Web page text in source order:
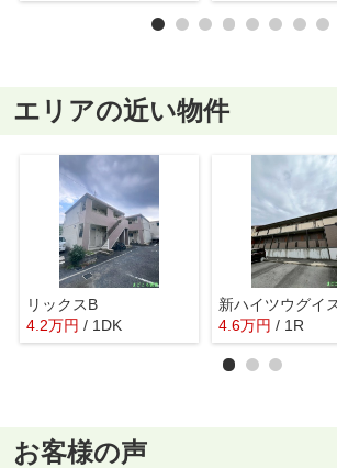
エリアの近い物件
リックスB
4.2万円 / 1DK
新ハイツウグイ
4.6万円 / 1R
お客様の声